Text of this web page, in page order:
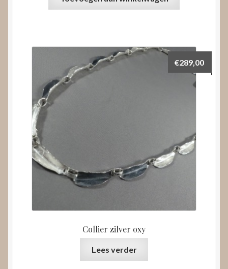
Collier zilver oxy
€289,00
Lees verder